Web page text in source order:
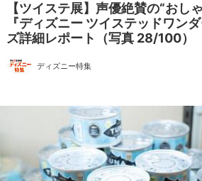
【ツイステ展】声優絶賛の“おし
『ディズニー ツイステッドワン
ズ詳細レポート（写真 28/100）
ディズニー特集